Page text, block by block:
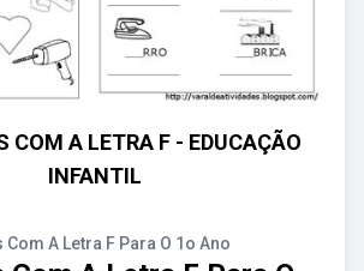
COM A LETRA F - EDUCAÇÃO
INFANTIL
A Letra F Para O 1o Ano